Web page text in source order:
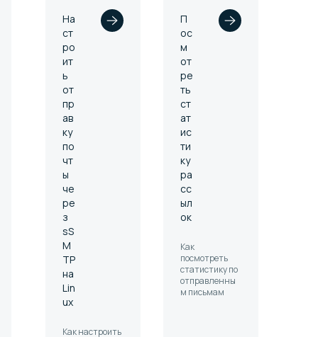
На
ст
ро
ит
ь
от
пр
ав
ку
по
чт
ы
че
ре
з
sS
M
TP
на
Lin
ux
Как настроить
П
ос
м
от
ре
ть
ст
ат
ис
ти
ку
ра
сс
ыл
ок
Как
посмотреть
статистику по
отправленны
м письмам